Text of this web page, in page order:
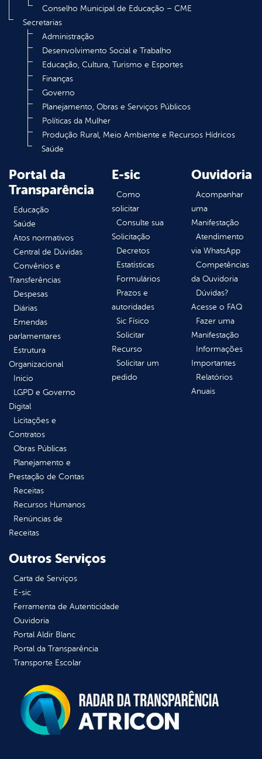
Conselho Municipal de Educação – CME
Secretarias
Administração
Desenvolvimento Social e Trabalho
Educação, Cultura, Turismo e Esportes
Finanças
Governo
Planejamento, Obras e Serviços Públicos
Políticas da Mulher
Produção Rural, Meio Ambiente e Recursos Hídricos
Saúde
Portal da
Transparência
Educação
Saúde
Atos normativos
Central de Dúvidas
Convênios e
Transferências
Despesas
Diárias
Emendas
parlamentares
Estrutura
Organizacional
Inicio
LGPD e Governo
Digital
Licitações e
Contratos
Obras Públicas
Planejamento e
Prestação de Contas
Receitas
Recursos Humanos
Renúncias de
Receitas
E-sic
Como
solicitar
Consulte sua
Solicitação
Decretos
Estatísticas
Formulários
Prazos e
autoridades
Sic Físico
Solicitar
Recurso
Solicitar um
pedido
Ouvidoria
Acompanhar
uma
Manifestação
Atendimento
via WhatsApp
Competências
da Ouvidoria
Dúvidas?
Acesse o FAQ
Fazer uma
Manifestação
Informações
Importantes
Relatórios
Anuais
Outros Serviços
Carta de Serviços
E-sic
Ferramenta de Autenticidade
Ouvidoria
Portal Aldir Blanc
Portal da Transparência
Transporte Escolar